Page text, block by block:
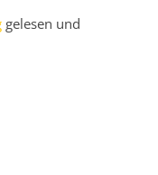
gelesen und